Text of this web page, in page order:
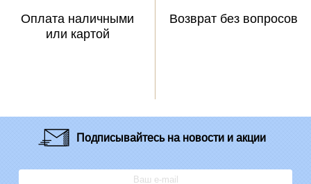
Оплата наличными
или картой
Возврат без вопросов
Подписывайтесьна новости и акции